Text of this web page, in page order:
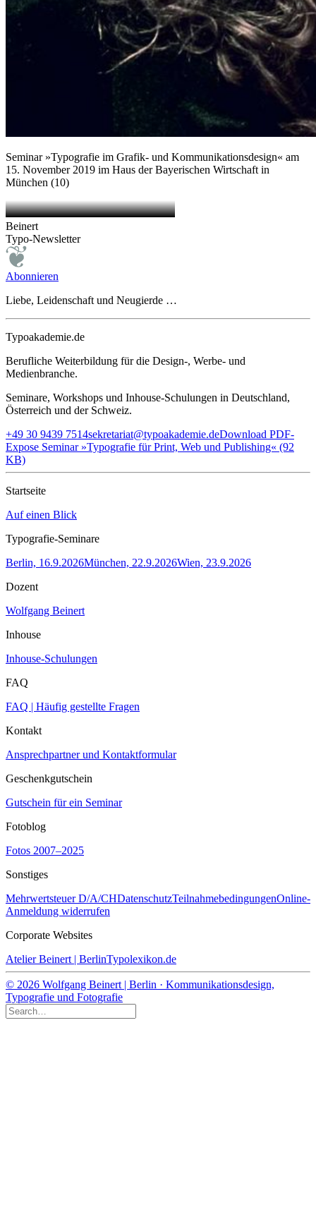
Seminar »Typografie im Grafik- und Kommunikationsdesign« am
15. November 2019 im Haus der Bayerischen Wirtschaft in
München (10)
Beinert
Typo-Newsletter
Abonnieren
Liebe, Leidenschaft und Neugierde …
Typoakademie.de
Berufliche Weiterbildung für die Design-, Werbe- und
Medienbranche.
Seminare, Workshops und Inhouse-Schulungen in Deutschland,
Österreich und der Schweiz.
+49 30 9439 7514sekretariat@typoakademie.deDownload PDF-
Expose Seminar »Typografie für Print, Web und Publishing« (92
KB)
Startseite
Auf einen Blick
Typografie-Seminare
Berlin, 16.9.2026München, 22.9.2026Wien, 23.9.2026
Dozent
Wolfgang Beinert
Inhouse
Inhouse-Schulungen
FAQ
FAQ | Häufig gestellte Fragen
Kontakt
Ansprechpartner und Kontaktformular
Geschenkgutschein
Gutschein für ein Seminar
Fotoblog
Fotos 2007–2025
Sonstiges
Mehrwertsteuer D/A/CHDatenschutzTeilnahmebedingungenOnline-
Anmeldung widerrufen
Corporate Websites
Atelier Beinert | BerlinTypolexikon.de
© 2026 Wolfgang Beinert | Berlin · Kommunikationsdesign,
Typografie und Fotografie